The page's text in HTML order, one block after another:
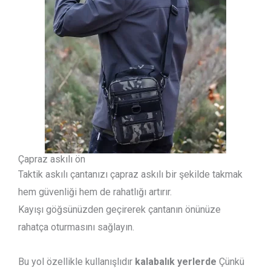
Çapraz askılı ön
Taktik askılı çantanızı çapraz askılı bir şekilde takmak
hem güvenliği hem de rahatlığı artırır.
Kayışı göğsünüzden geçirerek çantanın önünüze
rahatça oturmasını sağlayın.
Bu yol özellikle kullanışlıdır kalabalık yerlerde Çünkü